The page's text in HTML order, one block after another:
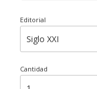
Editorial
Cantidad